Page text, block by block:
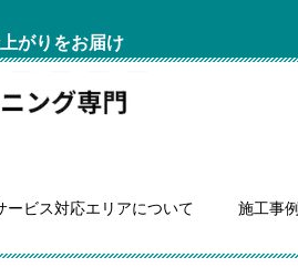
がりをお届け
ービス対応エリアについて 施工事例